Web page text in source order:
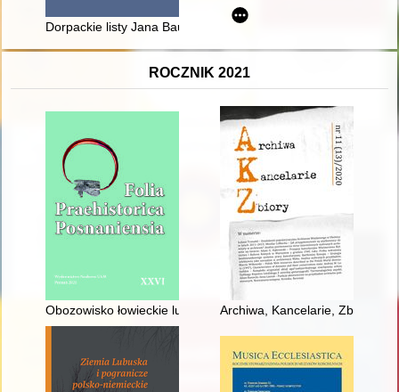
Dorpackie listy Jana Baudouina de Courtenay do Jana
ROCZNIK 2021
Obozowisko łowieckie ludności kultury świderskiej na
Archiwa, Kancelarie, Zbiory. Nr